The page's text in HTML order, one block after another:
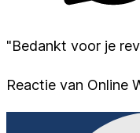
"Bedankt voor je
Reactie van Online